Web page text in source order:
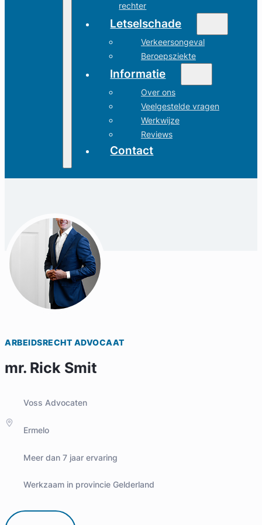
rechter
Letselschade
Verkeersongeval
Beroepsziekte
Informatie
Over ons
Veelgestelde vragen
Werkwijze
Reviews
Contact
ARBEIDSRECHT ADVOCAAT
mr. Rick Smit
Voss Advocaten
Ermelo
Meer dan 7 jaar ervaring
Werkzaam in provincie Gelderland